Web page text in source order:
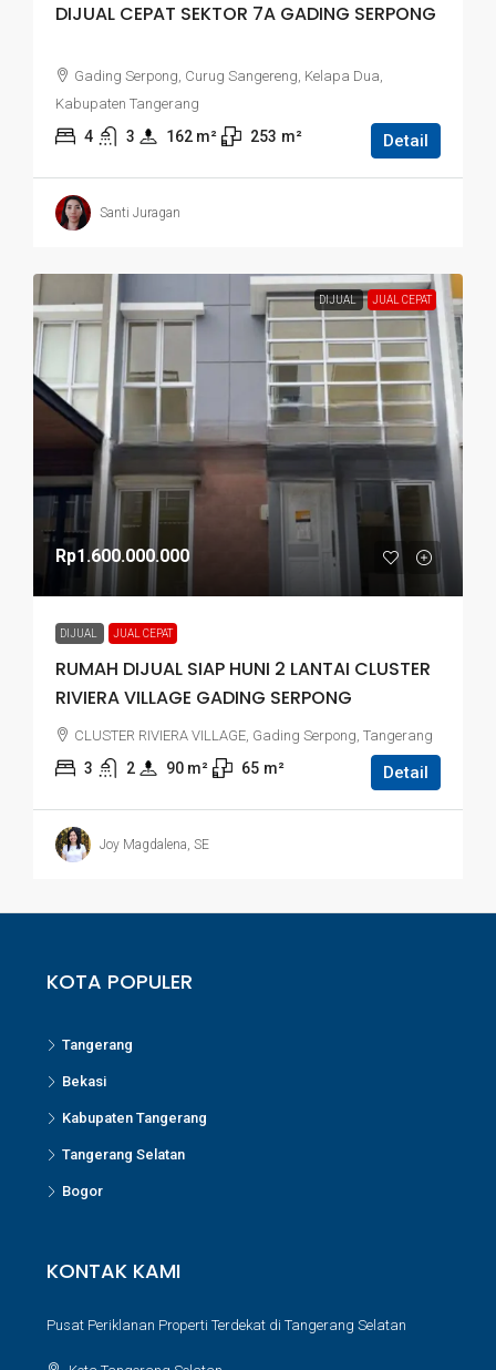
DIJUAL CEPAT SEKTOR 7A GADING SERPONG
Gading Serpong, Curug Sangereng, Kelapa Dua,
Kabupaten Tangerang
4 3 162 m² 253 m² Detail
Santi Juragan
DIJUAL JUAL CEPAT
Rp1.600.000.000
DIJUAL JUAL CEPAT
RUMAH DIJUAL SIAP HUNI 2 LANTAI CLUSTER
RIVIERA VILLAGE GADING SERPONG
CLUSTER RIVIERA VILLAGE, Gading Serpong, Tangerang
3 2 90 m² 65 m² Detail
Joy Magdalena, SE
KOTA POPULER
Tangerang
Bekasi
Kabupaten Tangerang
Tangerang Selatan
Bogor
KONTAK KAMI
Pusat Periklanan Properti Terdekat di Tangerang Selatan